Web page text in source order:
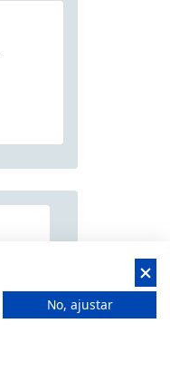
No, ajustar